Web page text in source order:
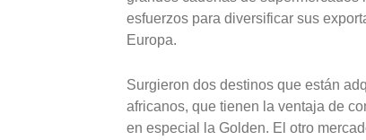
esfuerzos para diversificar sus
Europa.
Surgieron dos destinos que están
africanos, que tienen la ventaja de
en especial la Golden. El otro